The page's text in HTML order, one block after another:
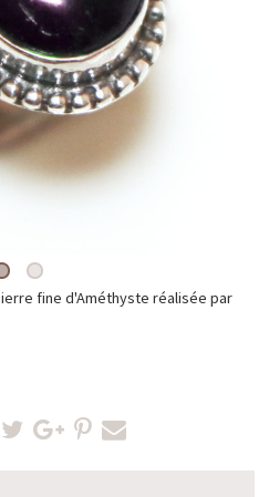
fine d'Améthyste réalisée par